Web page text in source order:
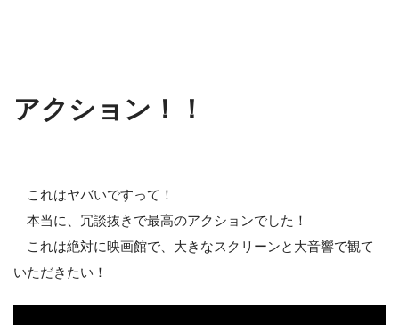
アクション！！
これはヤバいですって！
本当に、冗談抜きで最高のアクションでした！
これは絶対に映画館で、大きなスクリーンと大音響で観て
いただきたい！